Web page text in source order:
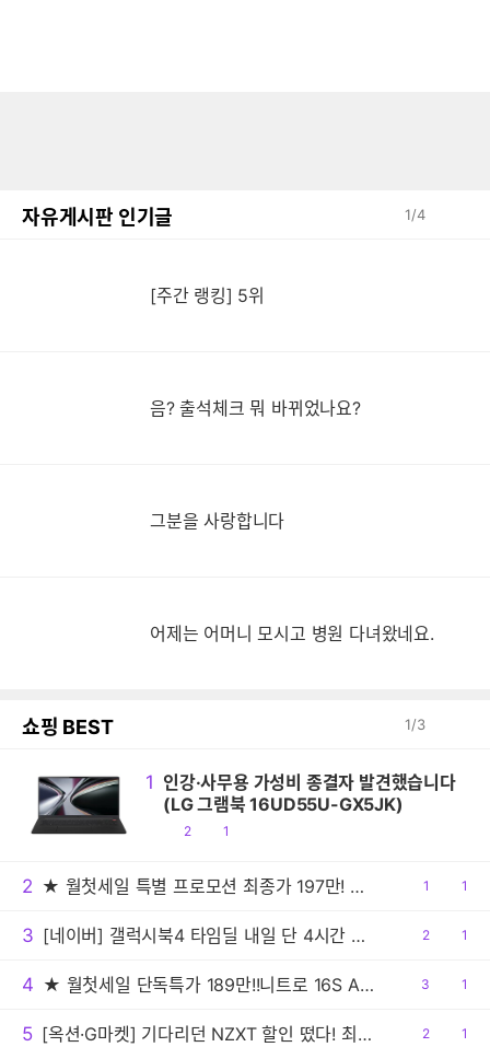
자유게시판 인기글 1/4
[주간 랭킹] 5위
음? 출석체크 뭐 바뀌었나요?
그분을 사랑합니다
어제는 어머니 모시고 병원 다녀왔네요.
쇼핑 BEST 1/3
1 인강·사무용 가성비 종결자 발견했습니다
(LG 그램북 16UD55U-GX5JK)
공
2
댓1
2 ★ 월첫세일 특별 프로모션 최종가 197만! ★ASUS TUF A18 RTX5070 FA808UP-S8017 18인치 대화면 게이밍노트북
공1
댓1
3 [네이버] 갤럭시북4 타임딜 내일 단 4시간 타임딜 특가 진행!
공
2
댓1
4 ★ 월첫세일 단독특가 189만!!니트로 16S AI 게이밍노트북 R7 350 RTX5060 1TB / 32GB
공
3
댓1
5 [옥션·G마켓] 기다리던 NZXT 할인 떴다! 최대 22%+추가선물혜택까지!
공
2
댓1